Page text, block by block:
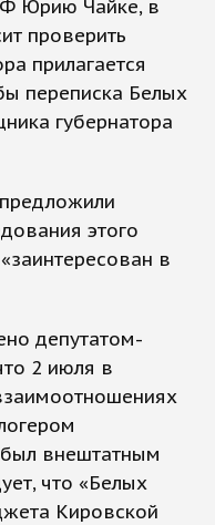
Юрию Чайке, в
проверить
прилагается
переписка Белых
губернатора
этого
в
депутатом-
2 июля в
внештатным
что «Белых
Кировской